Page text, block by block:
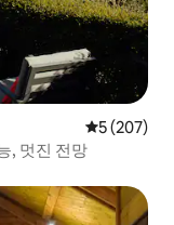
평점 5점(5
5 (207)
, 멋진 전망